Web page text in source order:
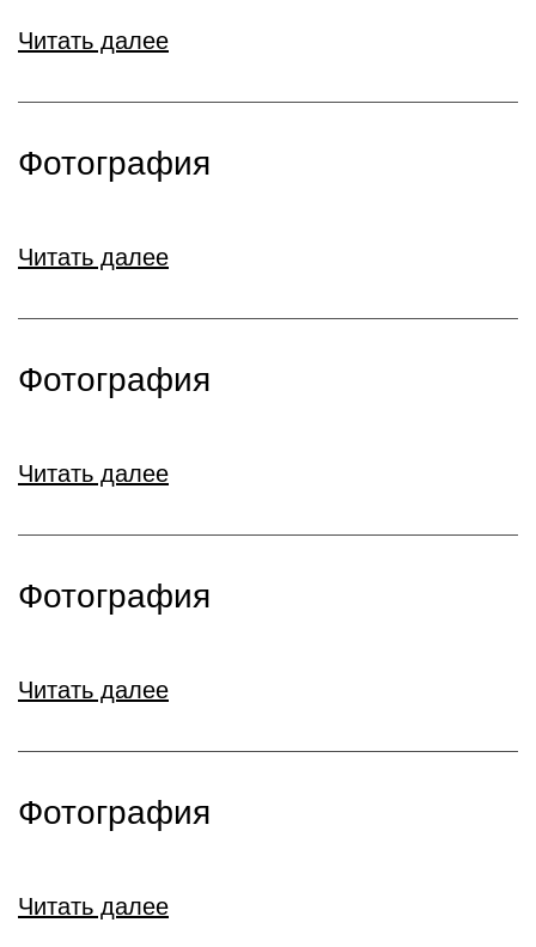
Читать далее
Фотография
Читать далее
Фотография
Читать далее
Фотография
Читать далее
Фотография
Читать далее